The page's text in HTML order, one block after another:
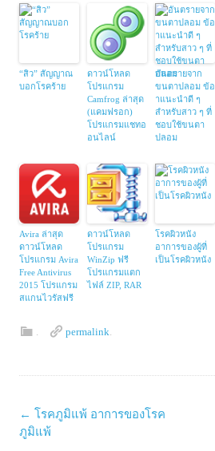
“สิว” สัญญาณ
บอกโรคร้าย
ดาวน์โหลด
โปรแกรม
Camfrog ล่าสุด
(แคมฟรอก)
โปรแกรมแชทอ
อนไลน์
อันตรายจาก
ขนตาปลอม ข้อ
าแนะนำดี ๆ
สำหรับสาว ๆ ที่
ชอบใช้ขนตา
ปลอม
Avira ล่าสุด
ดาวน์โหลด
โปรแกรม Avira
Free Antivirus
2015 โปรแกรม
สแกนไวรัสฟรี
ดาวน์โหลด
โปรแกรม
WinZip ฟรี
โปรแกรมแตก
ไฟล์ ZIP, RAR
โรคผิวหนัง
อาการของผู้ที่
เป็นโรคผิวหนัง
permalink
Post
navigation
← โรคภูมิแพ้ อาการของโรค
ภูมิแพ้